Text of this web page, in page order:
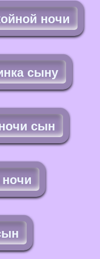
ночи
сыну
сын